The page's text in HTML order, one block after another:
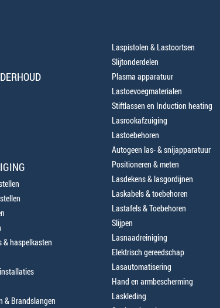
& haspelkasten
& Brandslangen
Laspistolen & Lastoortsen
Slijtonderdelen
Plasma apparatuur
Lastoevoegmaterialen
Stiftlassen en Induction heating
Lasrookafzuiging
Lastoebehoren
Autogeen las- & snijapparatuur
Positioneren & meten
Lasdekens & lasgordijnen
Laskabels & toebehoren
Lastafels & Toebehoren
Slijpen
Lasnaadreiniging
Elektrisch gereedschap
Lasautomatisering
Hand en armbescherming
Laskleding